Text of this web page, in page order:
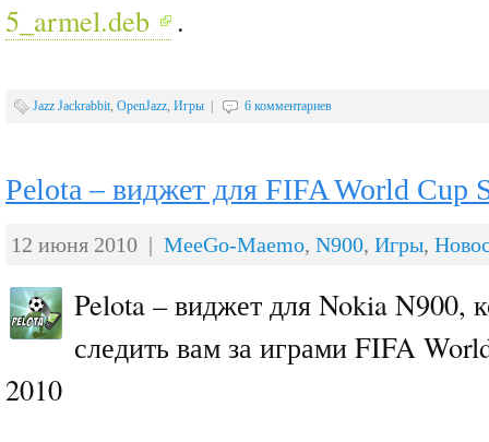
5_armel.deb
.
Jazz Jackrabbit, OpenJazz, Игры 6 комментариев
Pelota – виджет для FIFA World Cup
12 июня 2010 | MeeGo-Maemo, N900, Игры,
Pelota – виджет для Nokia N900,
следить вам за играми FIFA
2010